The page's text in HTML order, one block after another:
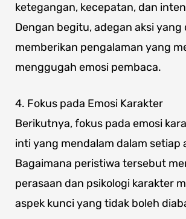
ketegangan, kecepatan, dan
Dengan begitu, adegan aksi
memberikan pengalaman yang
menggugah emosi pembaca.
4. Fokus pada Emosi Karakter
Berikutnya, fokus pada emosi
inti yang mendalam dalam setiap
Bagaimana peristiwa tersebut
perasaan dan psikologi karakter
aspek kunci yang tidak boleh